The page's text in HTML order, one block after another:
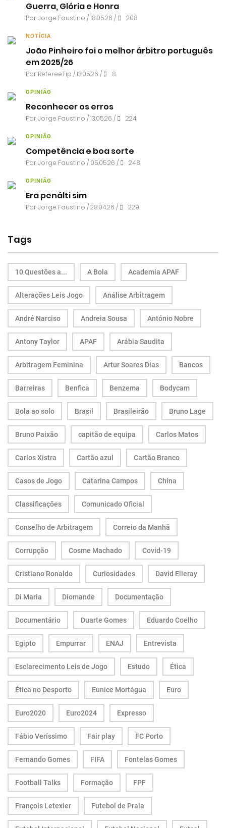
Guerra, Glória e Honra
PorJorge Faustino / 18.05.26 / 208
NOTÍCIA
João Pinheiro foi o melhor árbitro português
em 2025/26
Por RefereeTip / 13.05.26 / 8
OPINIÃO
Reconhecer os erros
PorJorge Faustino / 13.05.26 / 224
OPINIÃO
Competência e boa sorte
PorJorge Faustino / 05.05.26 / 248
OPINIÃO
Era penálti sim
PorJorge Faustino / 28.04.26 / 229
Tags
10 Questões a... A Bola Academia APAF
Alterações Leis Jogo Análise Arbitragem
André Narciso Andreia Sousa António Nobre
Antony Taylor APAF Arábia Saudita
Arbitragem Feminina Artur Soares Dias Bancos
Barreiras Benfica Benzema Bodycam
Bola ao solo Brasil Brasileirão Bruno Lage
Bruno Paixão capitão de equipa Carlos Matos
Carlos Xistra Cartão azul Cartão Branco
Casos de Jogo Catarina Campos China
Classificações Comunicado Oficial
Conselho de Arbitragem Correio da Manhã
Corrupção Cosme Machado Covid-19
Cristiano Ronaldo Curiosidades David Elleray
Di Maria Diomande Documentação
Documentário Duarte Gomes Eduardo Coelho
Egipto Empurrar ENAJ Entrevista
Esclarecimento Leis de Jogo Estudo Ética
Ética no Desporto Eunice Mortágua Euro
Euro2020 Euro2024 Expresso
Fábio Veríssimo Fair play FC Porto
Fernando Gomes FIFA Fontelas Gomes
Football Talks Formação FPF
François Letexier Futebol de Praia